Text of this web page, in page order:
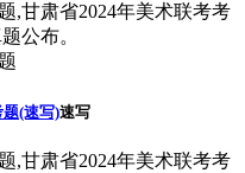
,甘肃省2024年美术联考考
公布。
题(速写)速写
,甘肃省2024年美术联考考